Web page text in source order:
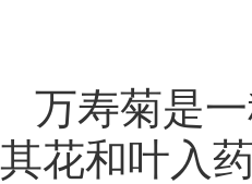
万寿菊是
其花和叶入